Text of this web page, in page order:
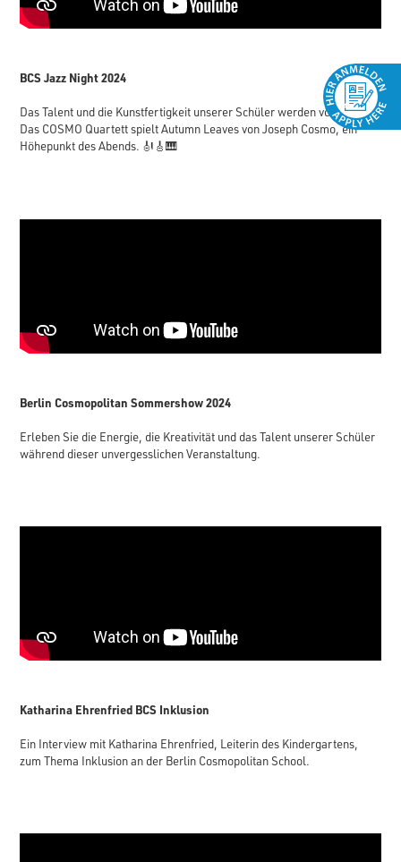
BCS Jazz Night 2024
Das Talent und die Kunstfertigkeit unserer Schüler werden vorgestellt:
Das COSMO Quartett spielt Autumn Leaves von Joseph Cosmo, ein
Höhepunkt des Abends. 🎻🎸🎹
Berlin Cosmopolitan Sommershow 2024
Erleben Sie die Energie, die Kreativität und das Talent unserer Schüler
während dieser unvergesslichen Veranstaltung.
Katharina Ehrenfried BCS Inklusion
Ein Interview mit Katharina Ehrenfried, Leiterin des Kindergartens,
zum Thema Inklusion an der Berlin Cosmopolitan School.